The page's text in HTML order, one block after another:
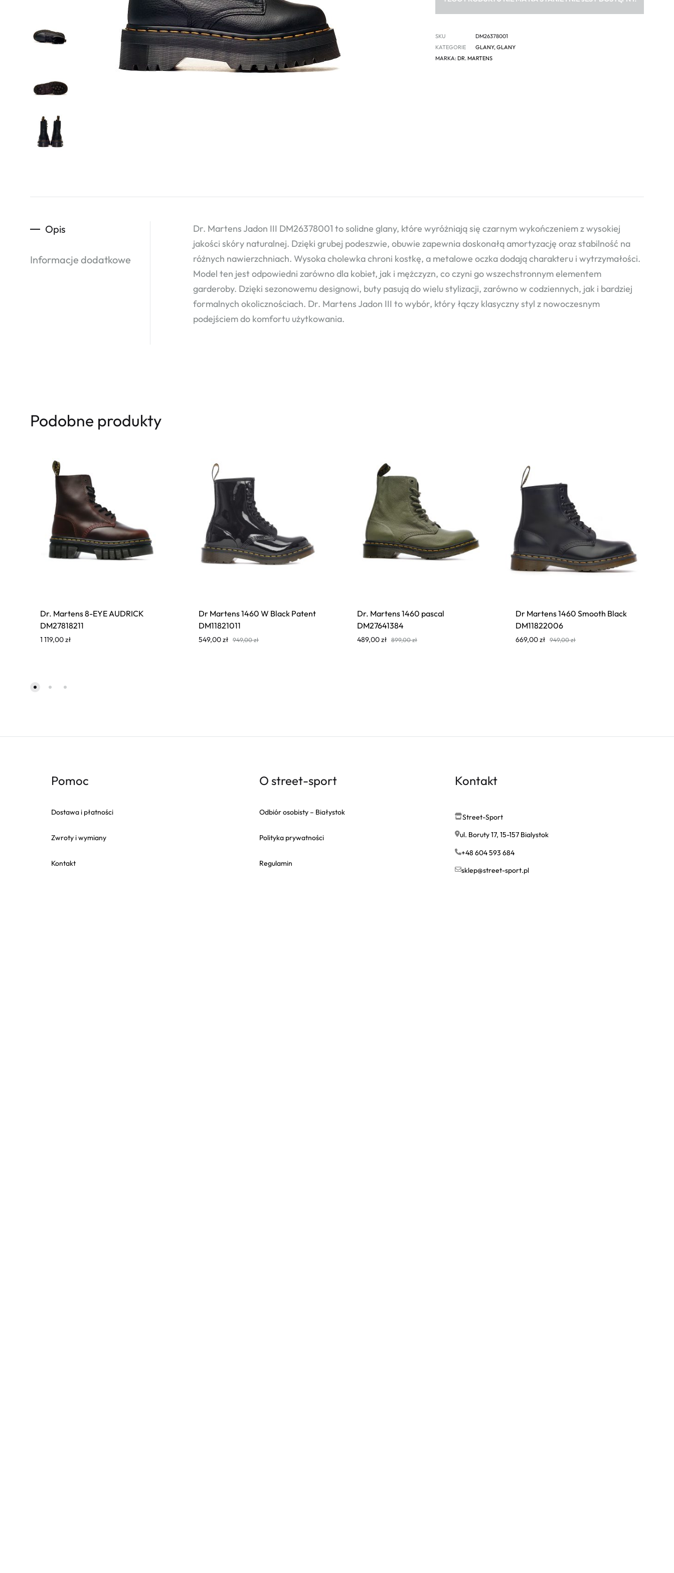
SKU
DM26378001
KATEGORIE
GLANY,GLANY
MARKA: DR. MARTENS
Opis
Informacje dodatkowe
Dr. Martens Jadon III DM26378001 to solidne glany, które wyróżniają się czarnym wykończeniem z wysokiej
jakości skóry naturalnej. Dzięki grubej podeszwie, obuwie zapewnia doskonałą amortyzację oraz stabilność na
różnych nawierzchniach. Wysoka cholewka chroni kostkę, a metalowe oczka dodają charakteru i wytrzymałości.
Model ten jest odpowiedni zarówno dla kobiet, jak i mężczyzn, co czyni go wszechstronnym elementem
garderoby. Dzięki sezonowemu designowi, buty pasują do wielu stylizacji, zarówno w codziennych, jak i bardziej
formalnych okolicznościach. Dr. Martens Jadon III to wybór, który łączy klasyczny styl z nowoczesnym
podejściem do komfortu użytkowania.
Podobne produkty
Dr. Martens 8-EYE AUDRICK
DM27818211
1 119,00zł
Dr Martens 1460 W Black Patent
DM11821011
549,00zł 949,00zł
Dr. Martens 1460 pascal
DM27641384
489,00zł 899,00zł
Dr Martens 1460 Smooth Black
DM11822006
669,00zł 949,00zł
Pomoc
Dostawa i płatności
Zwroty i wymiany
Kontakt
O street-sport
Odbiór osobisty – Białystok
Polityka prywatności
Regulamin
Kontakt
Street-Sport
ul. Boruty 17, 15-157 Bialystok
+48 604 593 684
sklep@street-sport.pl